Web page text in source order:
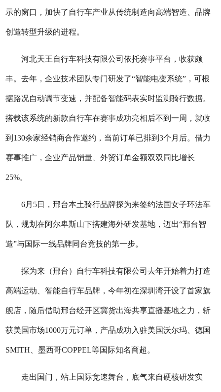
示的窗口，加快了自行车产业从传统制造向高端智造、品牌
创造转型升级的进程。
河北天王自行车科技有限公司依托赛事平台，收获颇
丰。去年，企业技术团队专门研发了“智能电变系统”，可根
据路况自动调节变速，并配备智能码表实时监测骑行数据。
搭载该系统的新款自行车在赛事成功亮相后不到一周，就收
到130余家经销商合作邀约，当前订单已排到3个月后。借力
赛事推广，企业产品销量、外贸订单金额双双同比增长
25%。
6月5日，邢台本土骑行品牌探为来签约法国女子环法车
队，规划在阿尔卑斯山下搭建海外研发基地，迈出“邢台智
造”与国际一线品牌同台竞技的第一步。
探为来（邢台）自行车科技有限公司去年开始着力打造
高端运动、智能自行车品牌，今年初在深圳湾开设了首家旗
舰店，随后借助邢台经开区冀货出海共享直播基地之力，斩
获美国市场1000万元订单，产品成功入驻美国沃尔玛、德国
SMITH、墨西哥COPPEL等国际知名商超。
走出国门，站上国际竞速舞台，底气来自硬核研发实